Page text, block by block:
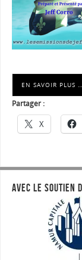
EN SAVOIR PLUS …
Partager :
X
AVEC LE SOUTIEN